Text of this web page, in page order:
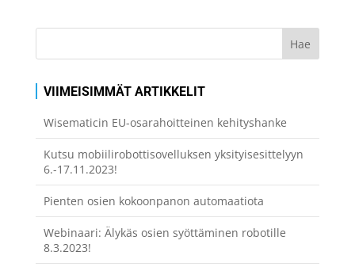
VIIMEISIMMÄT ARTIKKELIT
Wisematicin EU-osarahoitteinen kehityshanke
Kutsu mobiilirobottisovelluksen yksityisesittelyyn
6.-17.11.2023!
Pienten osien kokoonpanon automaatiota
Webinaari: Älykäs osien syöttäminen robotille
8.3.2023!